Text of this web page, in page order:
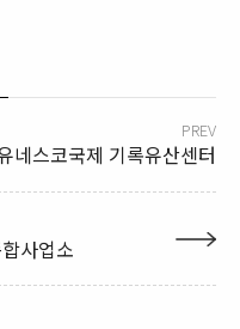
PREV
네스코국제 기록유산센터
사업소